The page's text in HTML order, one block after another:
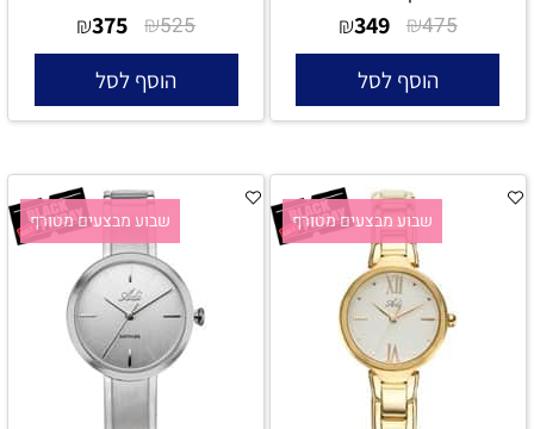
₪475
₪349
הוסף לסל
₪525
₪375
הוסף לסל
שבוע מבצעים מטורף שבוע מבצעים מטורף